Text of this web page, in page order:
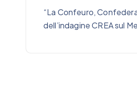
“La Confeuro,
dell’indagine CREA sul